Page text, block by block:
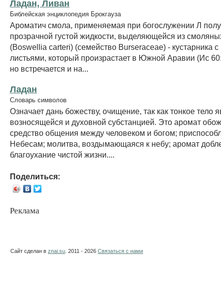
Ладан, Ливан
Библейская энциклопедия Брокгауза
Ароматич смола, применяемая при богослужении Л
прозрачной густой жидкости, выделяющейся из
(Boswellia carteri) (семейство Burseraceae) - кустарника
листьями, который произрастает в Южной Аравии (Ис
но встречается и на...
Ладан
Словарь символов
Означает дань божеству, очищение, так как тонкое тело
возносящейся и духовной субстанцией. Это аромат
средство общения между человеком и богом;
Небесам; молитва, воздымающаяся к небу; аромат
благоухание чистой жизни....
Поделиться:
Реклама
Сайт сделан в znai.su . 2011 - 2026 Связаться с нами